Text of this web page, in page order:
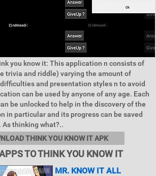
you know it: This application n consists of
trivia and riddle) varying the amount of
and presentation styles n to avoid
can be used by anyone of any age. Each
be unlocked to help in the discovery of the
in particular and its progress can be saved
As thinking what?..
THINK YOU KNOW IT APK
TO THINK YOU KNOW IT
MR. KNOW IT ALL